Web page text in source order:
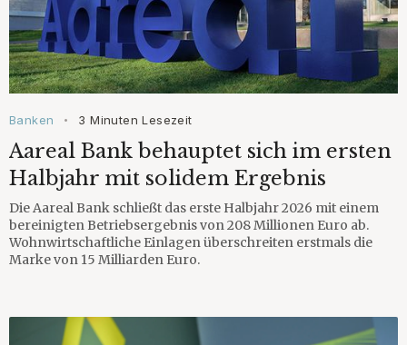
Banken • 3 Minuten Lesezeit
Aareal Bank behauptet sich im ersten
Halbjahr mit solidem Ergebnis
Die Aareal Bank schließt das erste Halbjahr 2026 mit einem
bereinigten Betriebsergebnis von 208 Millionen Euro ab.
Wohnwirtschaftliche Einlagen überschreiten erstmals die
Marke von 15 Milliarden Euro.